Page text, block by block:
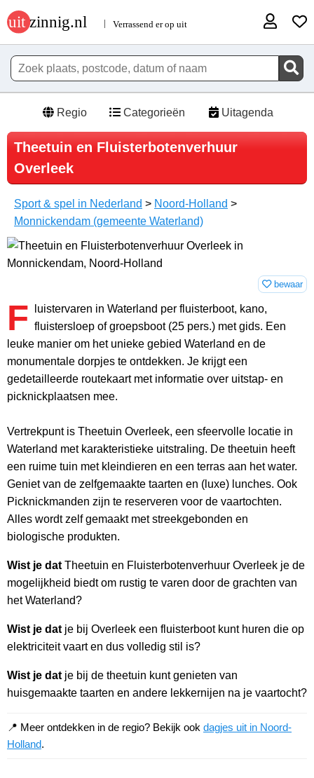
Regio Categorieën Uitagenda
Theetuin en Fluisterbotenverhuur
Overleek
Sport & spel in Nederland > Noord-Holland >
Monnickendam (gemeente Waterland)
bewaar
F
luistervaren in Waterland per fluisterboot, kano,
fluistersloep of groepsboot (25 pers.) met gids. Een
leuke manier om het unieke gebied Waterland en de
monumentale dorpjes te ontdekken. Je krijgt een
gedetailleerde routekaart met informatie over uitstap- en
picknickplaatsen mee.
Vertrekpunt is Theetuin Overleek, een sfeervolle locatie in
Waterland met karakteristieke uitstraling. De theetuin heeft
een ruime tuin met kleindieren en een terras aan het water.
Geniet van de zelfgemaakte taarten en (luxe) lunches. Ook
Picknickmanden zijn te reserveren voor de vaartochten.
Alles wordt zelf gemaakt met streekgebonden en
biologische produkten.
Wist je dat Theetuin en Fluisterbotenverhuur Overleek je de
mogelijkheid biedt om rustig te varen door de grachten van
het Waterland?
Wist je dat je bij Overleek een fluisterboot kunt huren die op
elektriciteit vaart en dus volledig stil is?
Wist je dat je bij de theetuin kunt genieten van
huisgemaakte taarten en andere lekkernijen na je vaartocht?
📍 Meer ontdekken in de regio? Bekijk ook dagjes uit in Noord-
Holland.